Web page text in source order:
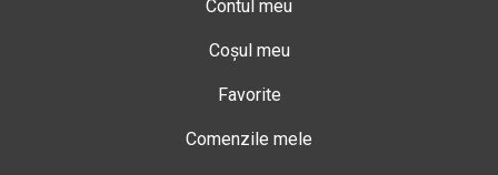
Contul meu
Coșul meu
Favorite
Comenzile mele